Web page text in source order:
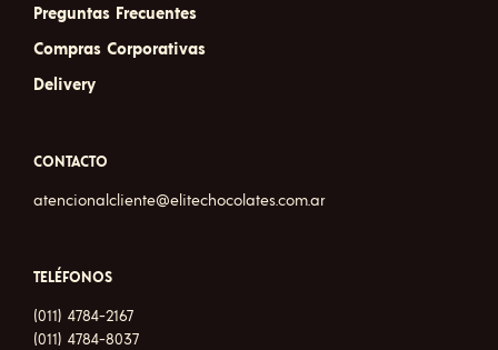
Preguntas Frecuentes
Compras Corporativas
Delivery
CONTACTO
atencionalcliente@elitechocolates.com.ar
TELÉFONOS
(011) 4784-2167
(011) 4784-8037